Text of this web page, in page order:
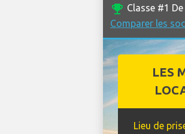
emoji_events Classe #1
Comparer les
LES
Lieu de